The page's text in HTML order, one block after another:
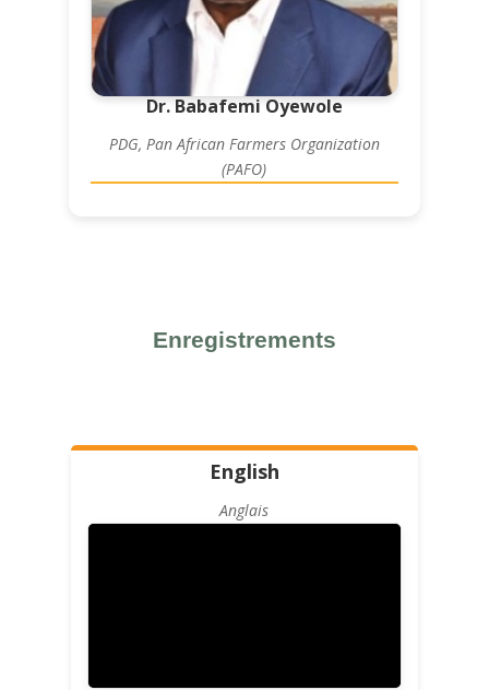
Dr. Babafemi Oyewole
PDG, Pan African Farmers Organization
(PAFO)
Enregistrements
English
Anglais